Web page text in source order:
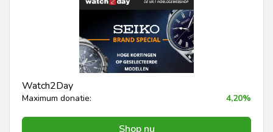
Watch2Day
Maximum donatie: 4,20%
Shop nu